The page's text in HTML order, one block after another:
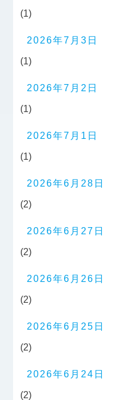
(1)
2026年7月3日
(1)
2026年7月2日
(1)
2026年7月1日
(1)
2026年6月28日
(2)
2026年6月27日
(2)
2026年6月26日
(2)
2026年6月25日
(2)
2026年6月24日
(2)